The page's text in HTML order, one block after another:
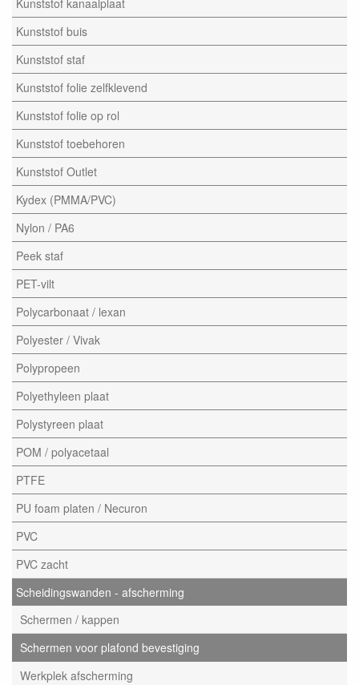
Kunststof kanaalplaat
Kunststof buis
Kunststof staf
Kunststof folie zelfklevend
Kunststof folie op rol
Kunststof toebehoren
Kunststof Outlet
Kydex (PMMA/PVC)
Nylon / PA6
Peek staf
PET-vilt
Polycarbonaat / lexan
Polyester / Vivak
Polypropeen
Polyethyleen plaat
Polystyreen plaat
POM / polyacetaal
PTFE
PU foam platen / Necuron
PVC
PVC zacht
Scheidingswanden - afscherming
Schermen / kappen
Schermen voor plafond bevestiging
Werkplek afscherming